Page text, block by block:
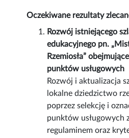
Oczekiwane rezultaty
Rozwój istniejącego
edukacyjnego pn.
Rzemiosła”
punktów usługowych
Rozwój i aktualizacja
lokalne dziedzictwo
poprzez selekcję i
punktów usługowych
regulaminem oraz